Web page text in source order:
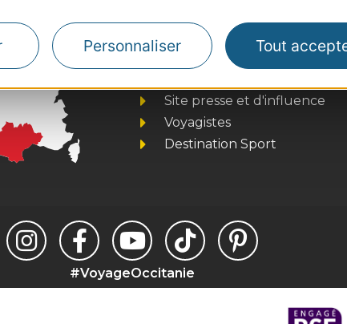
Personnaliser Tout
Thermalisme
Business/Mice
Site presse et d'influence
Voyagistes
Destination Sport
#VoyageOccitanie